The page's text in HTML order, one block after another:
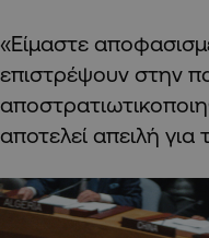
«Είμαστε
επιστρέψουν στην
αποτελεί απειλή